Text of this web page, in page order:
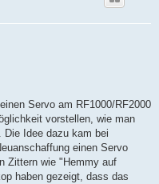
Servo am RF1000/RF2000
vorstellen, wie man
Die Idee dazu kam bei
einen Servo
Zittern wie "Hemmy auf
haben gezeigt, dass das